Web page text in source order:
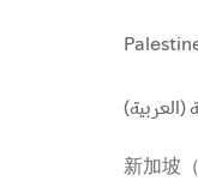
(العربية)
新加坡